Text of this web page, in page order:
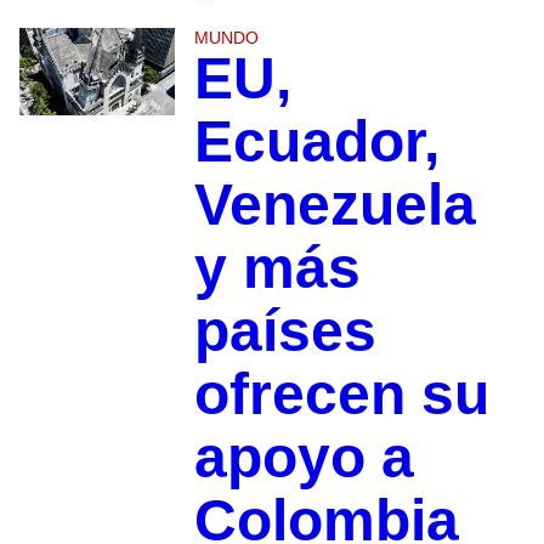
MUNDO
EU,
Ecuador,
Venezuela
y más
países
ofrecen su
apoyo a
Colombia